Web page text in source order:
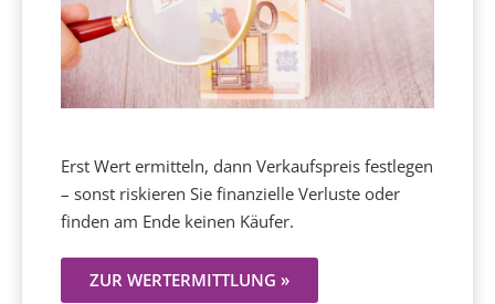
Erst Wert ermitteln, dann Verkaufspreis festlegen
– sonst riskieren Sie finanzielle Verluste oder
finden am Ende keinen Käufer.
ZUR WERTERMITTLUNG »